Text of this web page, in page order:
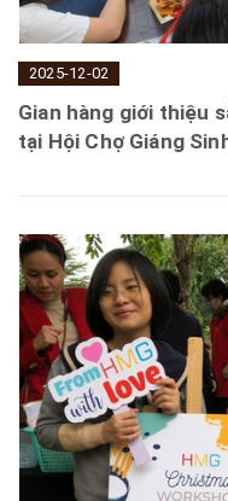
2025-12-02
Gian hàng giới thiệu
tại Hội Chợ Giáng